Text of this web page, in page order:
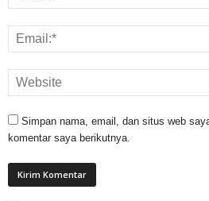
Simpan nama, email, dan situs web
komentar saya berikutnya.